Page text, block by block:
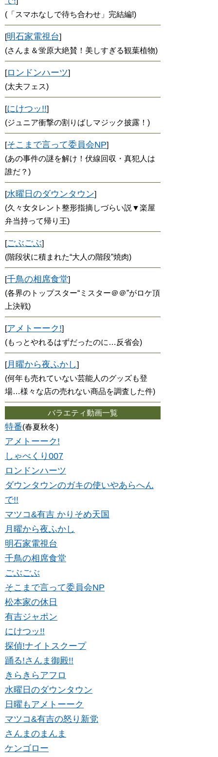
(「スマホなしで待ち合わせ」完結編!)
[明石家電視台]
(さんま＆蛍原大絶賛！美しすぎる観葉植物)
[ロンドンハーツ]
(太夫フェス)
[にけつッ!!]
(ジュニア衝撃の割りばしマジック披露！)
[そこまで言って委員会NP]
(あの事件の謎を解け！伏線回収・真犯人は
誰だ？)
[水曜日のダウンタウン]
(久々女タレント整形指摘しづらい説▼楽屋
弁当持って帰り王)
[ごぶごぶ]
(階段状に積まれた“大人の階段”焼肉)
[千鳥の相席食堂]
(各界のトップスター“ミスター＠＠”がロケ頂
上決戦)
[アメトーーク!]
(もっとやれるはずだったのに…反省会)
[月曜から夜ふかし]
(何年も売れていない芸能人のグッズも登
場…様々な店の売れない商品を調査した件)
バラエティ動画一覧
特番(春夏秋冬)
アメトーーク!
しゃべくり007
ロンドンハーツ
ダウンタウンのガキの使いやあらへん
で!!
マツコ&有吉 かりそめ天国
月曜から夜ふかし
明石家電視台
千鳥の相席食堂
ごぶごぶ
そこまで言って委員会NP
松本家の休日
有吉ジャポン
にけつッ!!
探偵!ナイトスクープ
踊る!さんま御殿!!
きらきらアフロ
水曜日のダウンタウン
日曜もアメトーーク
マツコ&有吉の怒り新党
さんまのまんま
ケンゴロー